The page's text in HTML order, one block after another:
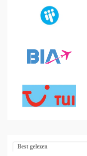
Best gelezen